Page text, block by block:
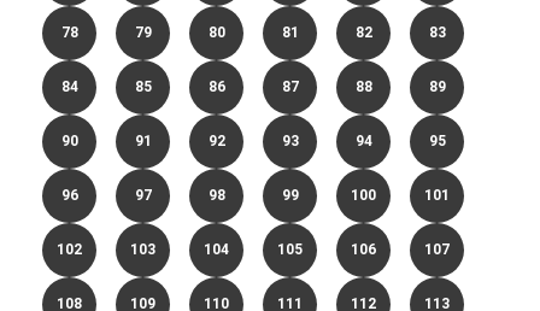
78 79 80 81 82 83
84 85 86 87 88 89
90 91 92 93 94 95
96 97 98 99 100 101
102 103 104 105 106 107
108 109 110 111 112 113